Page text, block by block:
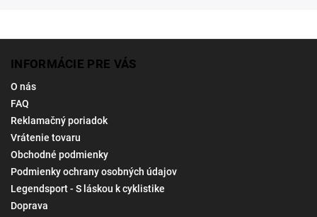
INFORMÁCIE PRE VÁS
O nás
FAQ
Reklamačný poriadok
Vrátenie tovaru
Obchodné podmienky
Podmienky ochrany osobných údajov
Legendsport - S láskou k cyklistike
Doprava